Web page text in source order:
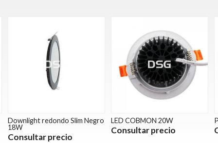
Downlight redondo Slim Negro
18W
Consultar precio
LED COBMON 20W
Consultar precio